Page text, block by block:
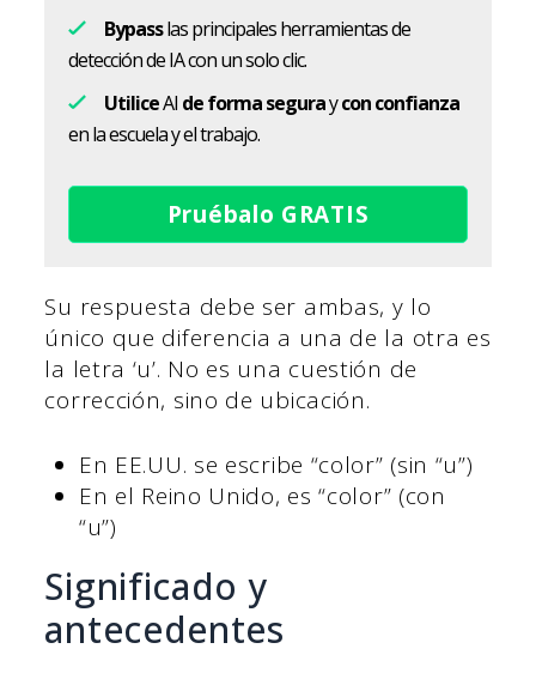
Bypasslas principales herramientas de
detección de IA con un solo clic.
UtiliceAI de forma seguraycon confianza
en la escuela y el trabajo.
Pruébalo GRATIS
Su respuesta debe ser ambas, y lo
único que diferencia a una de la otra es
la letra ‘u’. No es una cuestión de
corrección, sino de ubicación.
En EE.UU. se escribe “color” (sin “u”)
En el Reino Unido, es “color” (con
“u”)
Significado y
antecedentes